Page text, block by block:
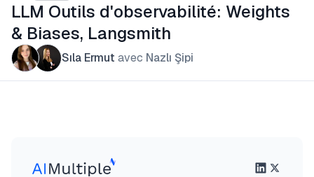
LLM Outils d'observabilité: Weights
& Biases, Langsmith
Sıla Ermut avec Nazlı Şipi